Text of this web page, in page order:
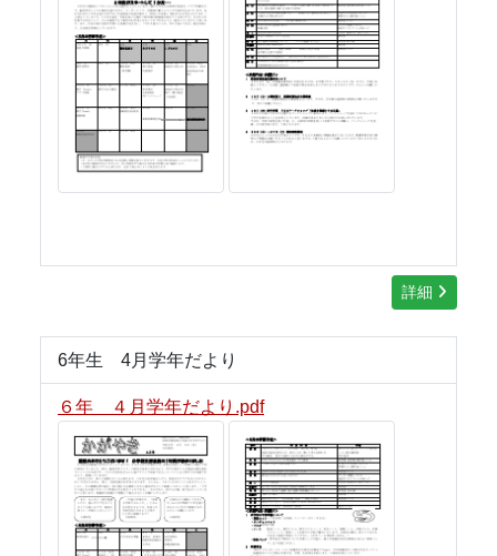
詳細
6年生 4月学年だより
６年 ４月学年だより.pdf